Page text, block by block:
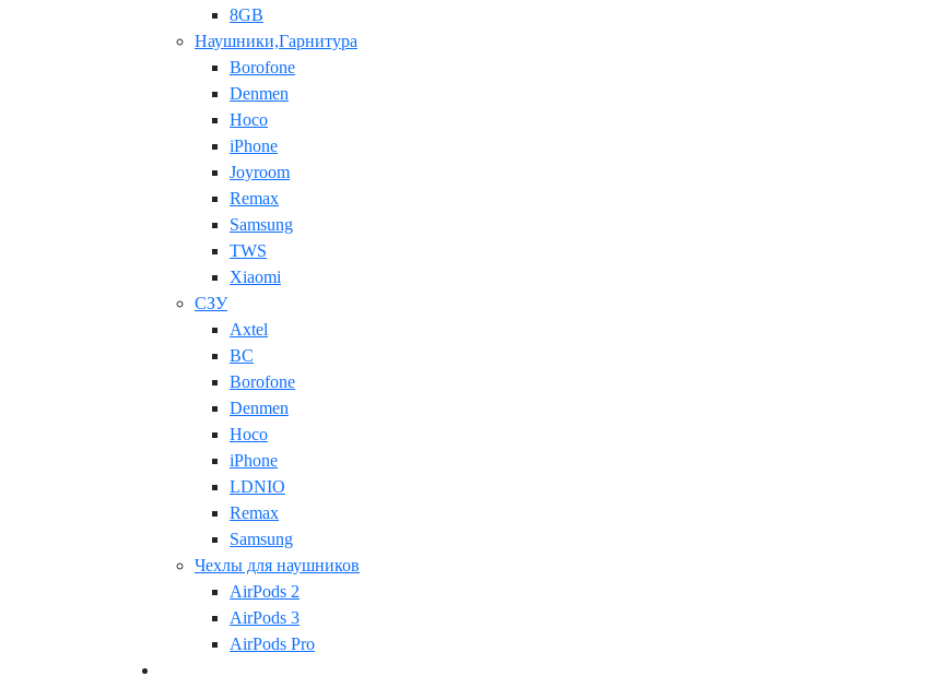
8GB
Наушники,Гарнитура
Borofone
Denmen
Hoco
iPhone
Joyroom
Remax
Samsung
TWS
Xiaomi
СЗУ
Axtel
BC
Borofone
Denmen
Hoco
iPhone
LDNIO
Remax
Samsung
Чехлы для наушников
AirPods 2
AirPods 3
AirPods Pro